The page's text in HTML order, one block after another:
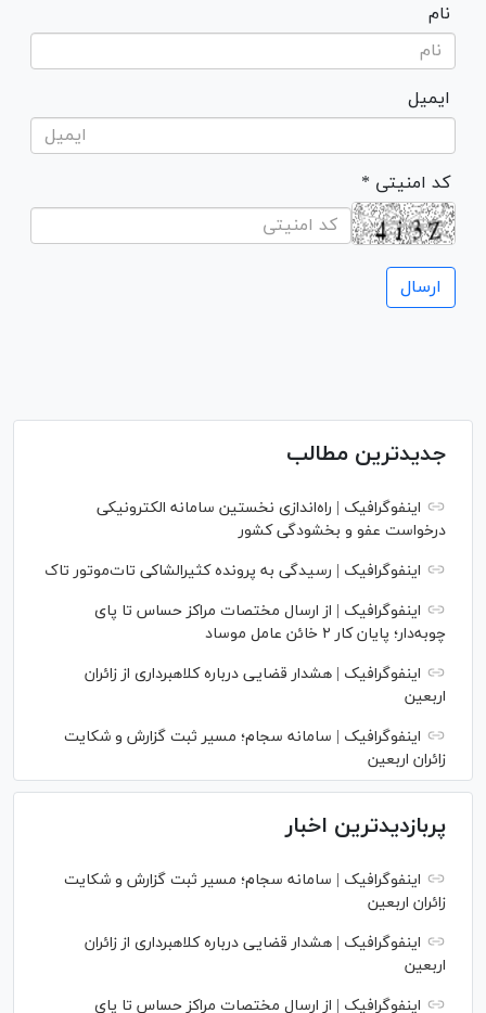
نام
ایمیل
* کد امنیتی
جدیدترین مطالب
اینفوگرافیک | راه‌اندازی نخستین سامانه الکترونیکی
درخواست عفو و بخشودگی کشور
اینفوگرافیک | رسیدگی به پرونده کثیرالشاکی تات‌موتور تاک
اینفوگرافیک | از ارسال مختصات مراکز حساس تا پای
چوبه‌دار؛ پایان کار ۲ خائن عامل موساد
اینفوگرافیک | هشدار قضایی درباره کلاهبرداری از زائران
اربعین
اینفوگرافیک | سامانه سجام؛ مسیر ثبت گزارش و شکایت
زائران اربعین
پربازدیدترین اخبار
اینفوگرافیک | سامانه سجام؛ مسیر ثبت گزارش و شکایت
زائران اربعین
اینفوگرافیک | هشدار قضایی درباره کلاهبرداری از زائران
اربعین
اینفوگرافیک | از ارسال مختصات مراکز حساس تا پای